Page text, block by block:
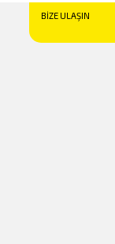
BİZE ULAŞIN